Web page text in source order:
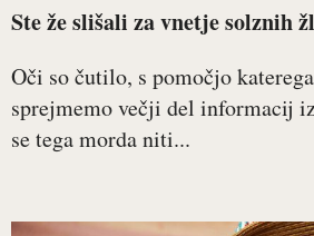
Ste že slišali za vnetje solznih
Oči so čutilo, s pomočjo
sprejmemo večji del informacij
se tega morda niti...